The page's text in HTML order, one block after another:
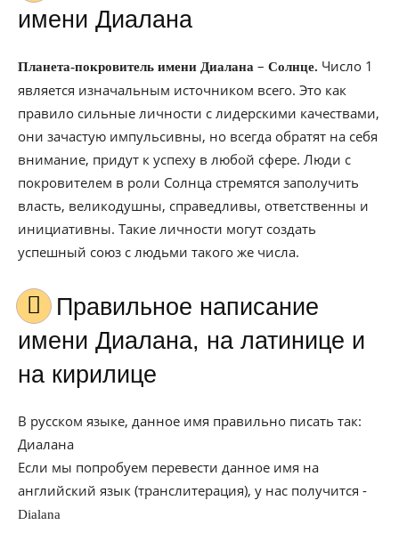
имени Диалана
Планета-покровитель имени Диалана – Солнце. Число 1
является изначальным источником всего. Это как
правило сильные личности с лидерскими качествами,
они зачастую импульсивны, но всегда обратят на себя
внимание, придут к успеху в любой сфере. Люди с
покровителем в роли Солнца стремятся заполучить
власть, великодушны, справедливы, ответственны и
инициативны. Такие личности могут создать
успешный союз с людьми такого же числа.
Правильное написание
имени Диалана, на латинице и
на кирилице
В русском языке, данное имя правильно писать так:
Диалана
Если мы попробуем перевести данное имя на
английский язык (транслитерация), у нас получится -
Dialana